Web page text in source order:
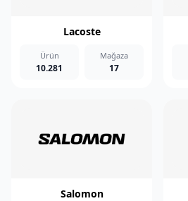
Lacoste
Ürün
10.281
Mağaza
17
Salomon